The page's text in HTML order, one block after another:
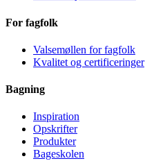
For fagfolk
Valsemøllen for fagfolk
Kvalitet og certificeringer
Bagning
Inspiration
Opskrifter
Produkter
Bageskolen